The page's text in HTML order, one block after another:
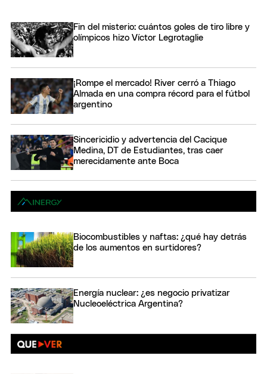
Fin del misterio: cuántos goles de tiro libre y
olímpicos hizo Víctor Legrotaglie
¡Rompe el mercado! River cerró a Thiago
Almada en una compra récord para el fútbol
argentino
Sincericidio y advertencia del Cacique
Medina, DT de Estudiantes, tras caer
merecidamente ante Boca
Biocombustibles y naftas: ¿qué hay detrás
de los aumentos en surtidores?
Energía nuclear: ¿es negocio privatizar
Nucleoeléctrica Argentina?